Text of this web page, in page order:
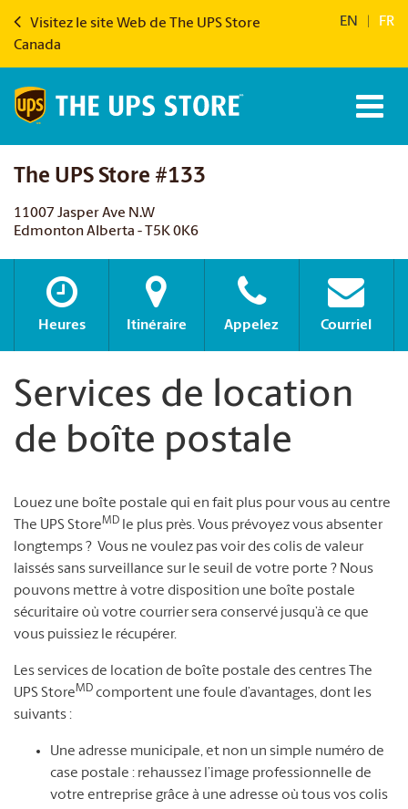
Visitez le site Web de The UPS Store
Canada
EN FR
The UPS Store #133
11007 Jasper Ave N.W
Edmonton Alberta - T5K 0K6
Heures Itinéraire Appelez Courriel
Services de location
de boîte postale
Louez une boîte postale qui en fait plus pour vous au centre
The UPS StoreMD
le plus près. Vous prévoyez vous absenter
longtemps ? Vous ne voulez pas voir des colis de valeur
laissés sans surveillance sur le seuil de votre porte ? Nous
pouvons mettre à votre disposition une boîte postale
sécuritaire où votre courrier sera conservé jusqu’à ce que
vous puissiez le récupérer.
Les services de location de boîte postale des centres The
UPS StoreMD comportent une foule d’avantages, dont les
suivants :
Une adresse municipale, et non un simple numéro de
case postale : rehaussez l’image professionnelle de
votre entreprise grâce à une adresse où tous vos colis